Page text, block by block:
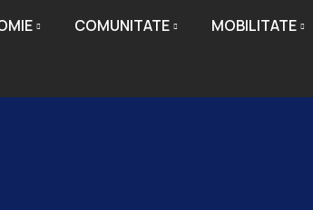
COMUNITATE
MOBILITATE